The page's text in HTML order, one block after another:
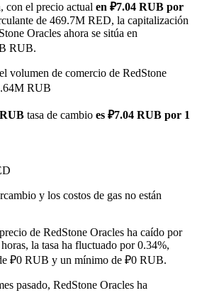
divisas, metales preciosos y materias
con el precio actual en ₽7.04 RUB por
de 469.7M RED, la capitalización
Oracles ahora se sitúa en
RUB.
volumen de comercio de RedStone
RUB
tasa de cambio es ₽7.04 RUB por 1
y los costos de gas no están
de RedStone Oracles ha caído por
la tasa ha fluctuado por 0.34%,
₽0 RUB y un mínimo de ₽0 RUB.
pasado, RedStone Oracles ha